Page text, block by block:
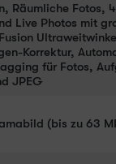
Räumliche Fotos,
Live Photos mit
Korrektur,
für Fotos,
JPEG
(bis zu 63